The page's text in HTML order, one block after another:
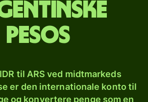
pesos
til ARS ved midtmarkeds
er den internationale konto til
og konvertere penge som en